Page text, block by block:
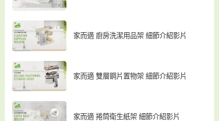
家而適 廚房洗潔用品架 細節介紹影片
家而適 雙層鋼片置物架 細節介紹影片
家而適 捲筒衛生紙架 細節介紹影片